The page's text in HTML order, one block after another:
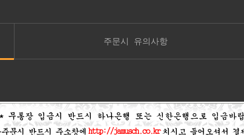
주문시 유의사항